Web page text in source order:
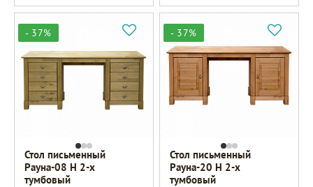
- 37%
Стол письменный
Рауна-08 Н 2-х
тумбовый
- 37%
Стол письменный
Рауна-20 Н 2-х
тумбовый